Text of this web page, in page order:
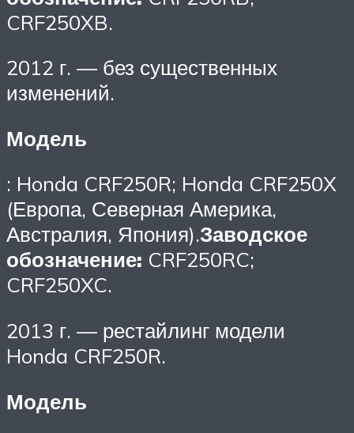
CRF250XB.
2012 г. — без существенных
изменений.
Модель
: Honda CRF250R; Honda CRF250X
(Европа, Северная Америка,
Австралия, Япония).Заводское
обозначение: CRF250RC;
CRF250XC.
2013 г. — рестайлинг модели
Honda CRF250R.
Модель